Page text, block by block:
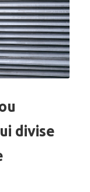
divise